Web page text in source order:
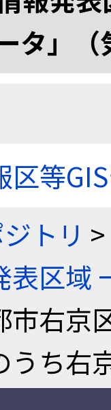
タ」
区等
トリ >
表区域
市右京
うち右